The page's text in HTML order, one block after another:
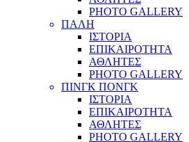
PHOTO GALLERY
ΠΑΛΗ
ΙΣΤΟΡΙΑ
ΕΠΙΚΑΙΡΟΤΗΤΑ
ΑΘΛΗΤΕΣ
PHOTO GALLERY
ΠΙΝΓΚ ΠΟΝΓΚ
ΙΣΤΟΡΙΑ
ΕΠΙΚΑΙΡΟΤΗΤΑ
ΑΘΛΗΤΕΣ
PHOTO GALLERY